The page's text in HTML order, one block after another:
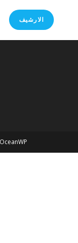
الارشيف